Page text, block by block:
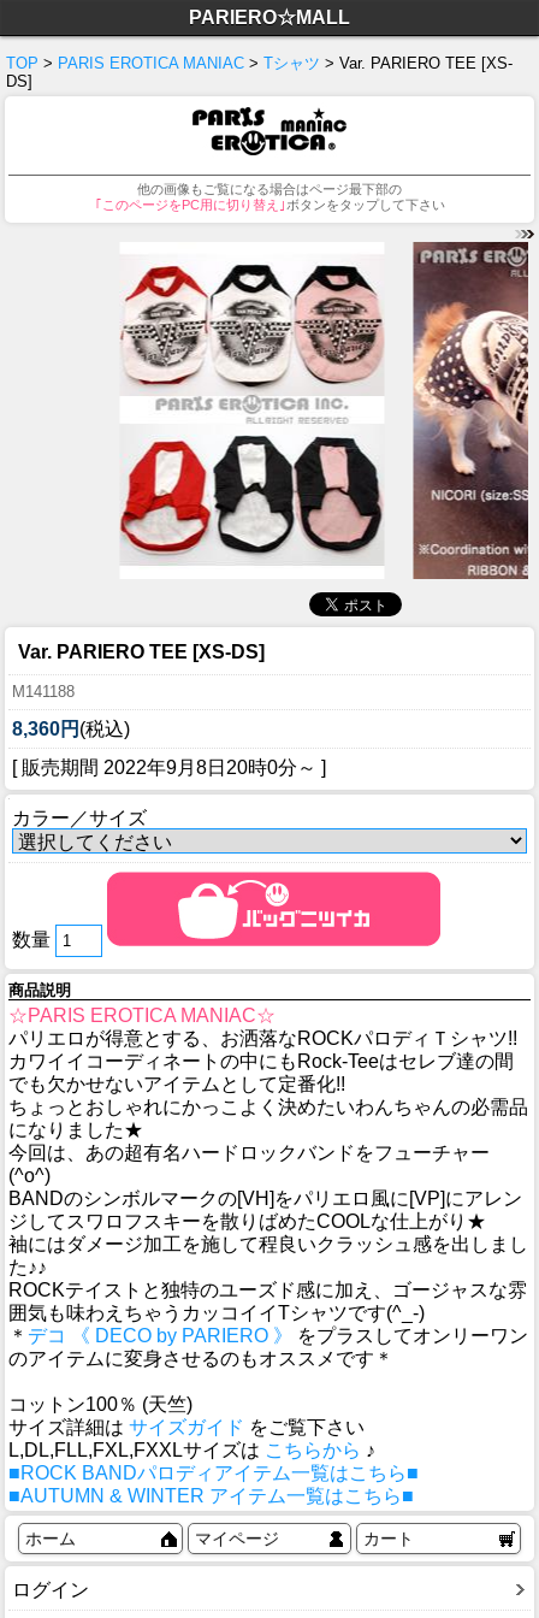
PARIERO☆MALL
TOP > PARIS EROTICA MANIAC > Tシャツ > Var. PARIERO TEE [XS-
DS]
他の画像もご覧になる場合はページ最下部の
｢このページをPC用に切り替え｣ ボタンをタップして下さい
Var. PARIERO TEE [XS-DS]
M141188
8,360円 (税込)
[ 販売期間 2022年9月8日20時0分 ～ ]
カラー／サイズ
数量
商品説明
☆PARIS EROTICA MANIAC☆
パリエロが得意とする、お洒落なROCKパロディＴシャツ!!
カワイイコーディネートの中にもRock-Teeはセレブ達の間
でも欠かせないアイテムとして定番化!!
ちょっとおしゃれにかっこよく決めたいわんちゃんの必需品
になりました★
今回は、あの超有名ハードロックバンドをフューチャー
(^o^)
BANDのシンボルマークの[VH]をパリエロ風に[VP]にアレン
ジしてスワロフスキーを散りばめたCOOLな仕上がり★
袖にはダメージ加工を施して程良いクラッシュ感を出しまし
た♪♪
ROCKテイストと独特のユーズド感に加え、ゴージャスな雰
囲気も味わえちゃうカッコイイTシャツです(^_-)
＊ デコ 《 DECO by PARIERO 》
をプラスしてオンリーワン
のアイテムに変身させるのもオススメです＊
コットン100％ (天竺)
サイズ詳細は サイズガイド をご覧下さい
L,DL,FLL,FXL,FXXLサイズは こちらから ♪
■ROCK BANDパロディアイテム一覧はこちら■
■AUTUMN & WINTER アイテム一覧はこちら■
ホーム マイページ カート
ログイン